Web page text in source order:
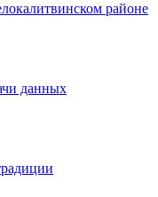
районе
данных